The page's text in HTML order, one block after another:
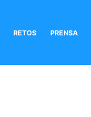
RETOS PRENSA